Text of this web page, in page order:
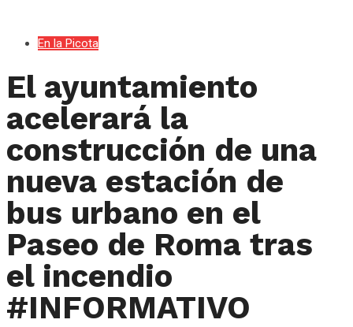
En la Picota
El ayuntamiento
acelerará la
construcción de una
nueva estación de
bus urbano en el
Paseo de Roma tras
el incendio
#INFORMATIVO